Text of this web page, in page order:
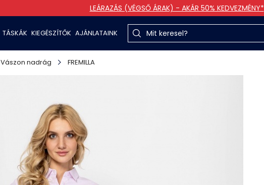
LEÁRAZÁS (VÉGSŐ ÁRAK) - AKÁR 50% KEDVEZMÉNY*
TÁSKÁK KIEGÉSZÍTŐK AJÁNLATAINK
Vászon nadrág FREMILLA